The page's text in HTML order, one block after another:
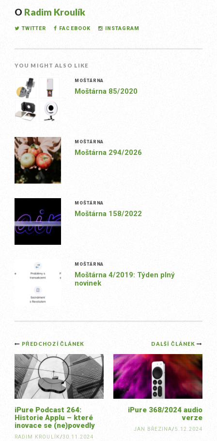
O Radim Kroulík
TWITTER FACEBOOK INSTAGRAM
YOU MIGHT ALSO LIKE
MOŠTÁRNA
Moštárna 85/2020
MOŠTÁRNA
Moštárna 294/2026
MOŠTÁRNA
Moštárna 158/2022
MOŠTÁRNA
Moštárna 4/2019: Týden plný
novinek
Post
navigation
DALŠÍ ČLÁNEK
iPure 368/2024 audio
verze
JAN BŘEZINA/5.12.2024
PŘEDCHOZÍ ČLÁNEK
iPure Podcast 264:
Historie Applu – které
inovace se (ne)povedly
RADIM KROULÍK/30.11.2024